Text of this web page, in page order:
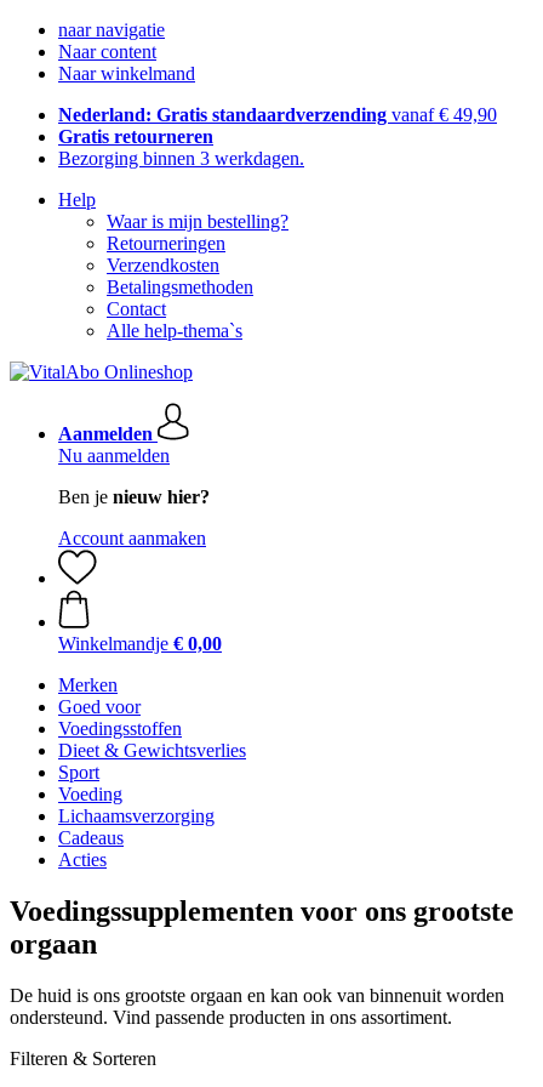
naar navigatie
Naar content
Naar winkelmand
Nederland: Gratis standaardverzending vanaf € 49,90
Gratis retourneren
Bezorging binnen 3 werkdagen.
Help
Waar is mijn bestelling?
Retourneringen
Verzendkosten
Betalingsmethoden
Contact
Alle help-thema`s
Aanmelden
Nu aanmelden
Ben je nieuw hier?
Account aanmaken
Winkelmandje € 0,00
Merken
Goed voor
Voedingsstoffen
Dieet & Gewichtsverlies
Sport
Voeding
Lichaamsverzorging
Cadeaus
Acties
Voedingssupplementen voor ons grootste
orgaan
De huid is ons grootste orgaan en kan ook van binnenuit worden
ondersteund. Vind passende producten in ons assortiment.
Filteren & Sorteren